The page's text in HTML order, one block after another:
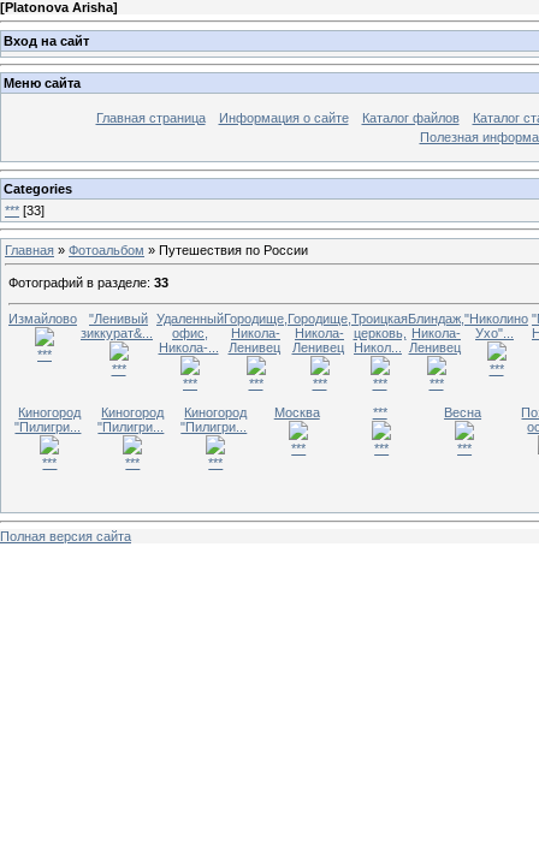
[Platonova Arisha]
Вход на сайт
Меню сайта
Главная страница Информация о сайте Каталог файлов
Каталог
Полезная
Categories
*** [33]
Главная » Фотоальбом » Путешествия по России
Фотографий в разделе: 33
Измайлово
***
"Ленивый
зиккурат&...
***
Удаленный
офис,
Никола-...
***
Городище,
Никола-
Ленивец
***
Городище,
Никола-
Ленивец
***
Троицкая
церковь,
Никол...
***
Блиндаж,
Никола-
Ленивец
***
"Николино
Ухо"...
***
Киногород
"Пилигри...
***
Киногород
"Пилигри...
***
Киногород
"Пилигри...
***
Москва
***
***
***
Весна
***
Полная версия сайта